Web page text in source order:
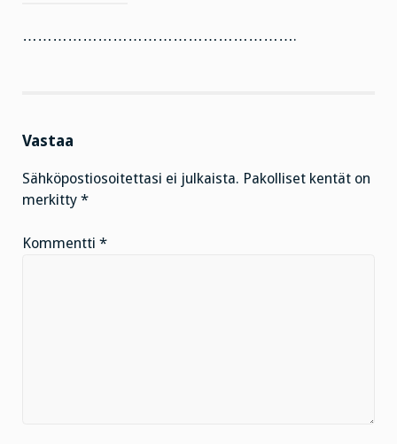
……………………………………………….
Vastaa
Sähköpostiosoitettasi ei julkaista. Pakolliset kentät on
merkitty *
Kommentti *